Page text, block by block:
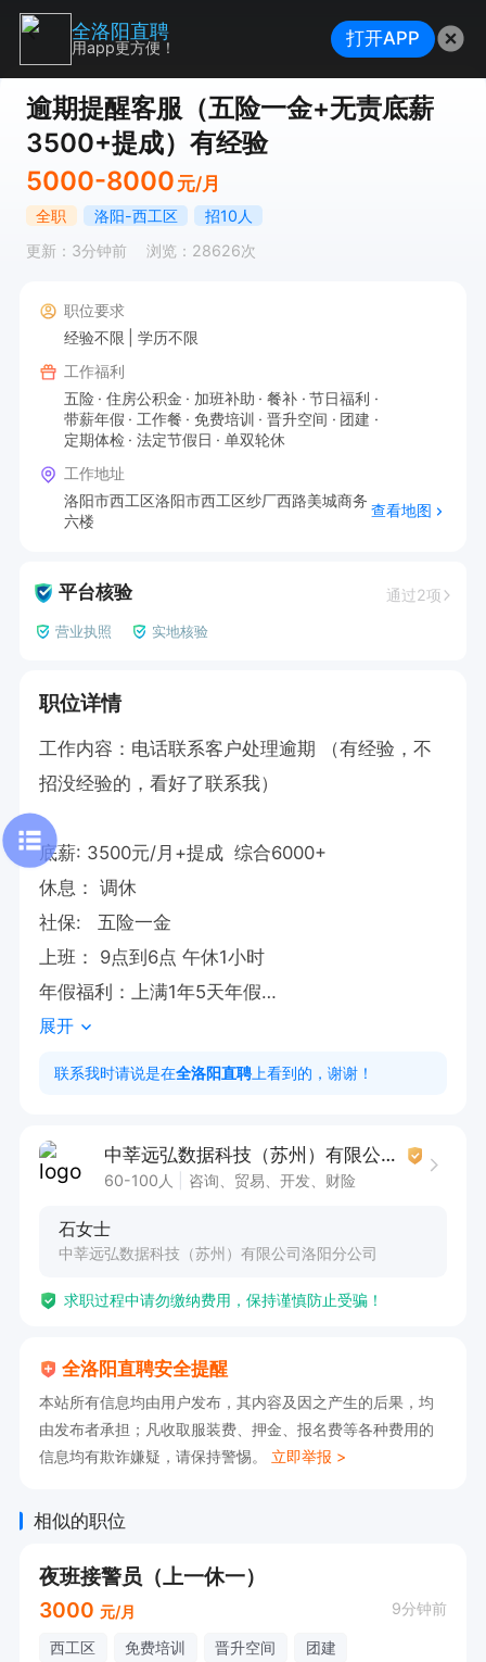
逾期提醒客服（五险一金+无责底薪
3500+提成）有经验
5000-8000 元/月
全职 洛阳-西工区
招10人
更新：3分钟前
浏览：28626次
职位要求
经验不限
学历不限
工作福利
五险
住房公积金 加班补助 餐补
节日福利
带薪年假
工作餐 免费培训 晋升空间
团建
定期体检
法定节假日
单双轮休
工作地址
洛阳市西工区洛阳市西工区纱厂西路美城商务
六楼
查看地图
平台核验 通过2项
营业执照 实地核验
职位详情
工作内容：电话联系客户处理逾期 （有经验，不
招没经验的，看好了联系我）
底薪: 3500元/月+提成  综合6000+
休息： 调休
社保:   五险一金
上班： 9点到6点 午休1小时
年假福利：上满1年5天年假
零食，饮料不断
【点击申请职位，线上投递简历，即可电话联系
展开
联系我时请说是在全洛阳直聘 上看到的，谢谢！
中莘远弘数据科技（苏州）有限公司洛阳分公司
60-100人 咨询、贸易、开发、财险
石女士
中莘远弘数据科技（苏州）有限公司洛阳分公司
求职过程中请勿缴纳费用，保持谨慎防止受骗！
全洛阳直聘安全提醒
本站所有信息均由用户发布，其内容及因之产生的后果，均
由发布者承担；凡收取服装费、押金、报名费等各种费用的
信息均有欺诈嫌疑，请保持警惕。 立即举报 >
相似的职位
夜班接警员（上一休一）
3000 元/月 9分钟前
西工区 免费培训 晋升空间 团建
全洛阳直聘
用app更方便！ 打开APP